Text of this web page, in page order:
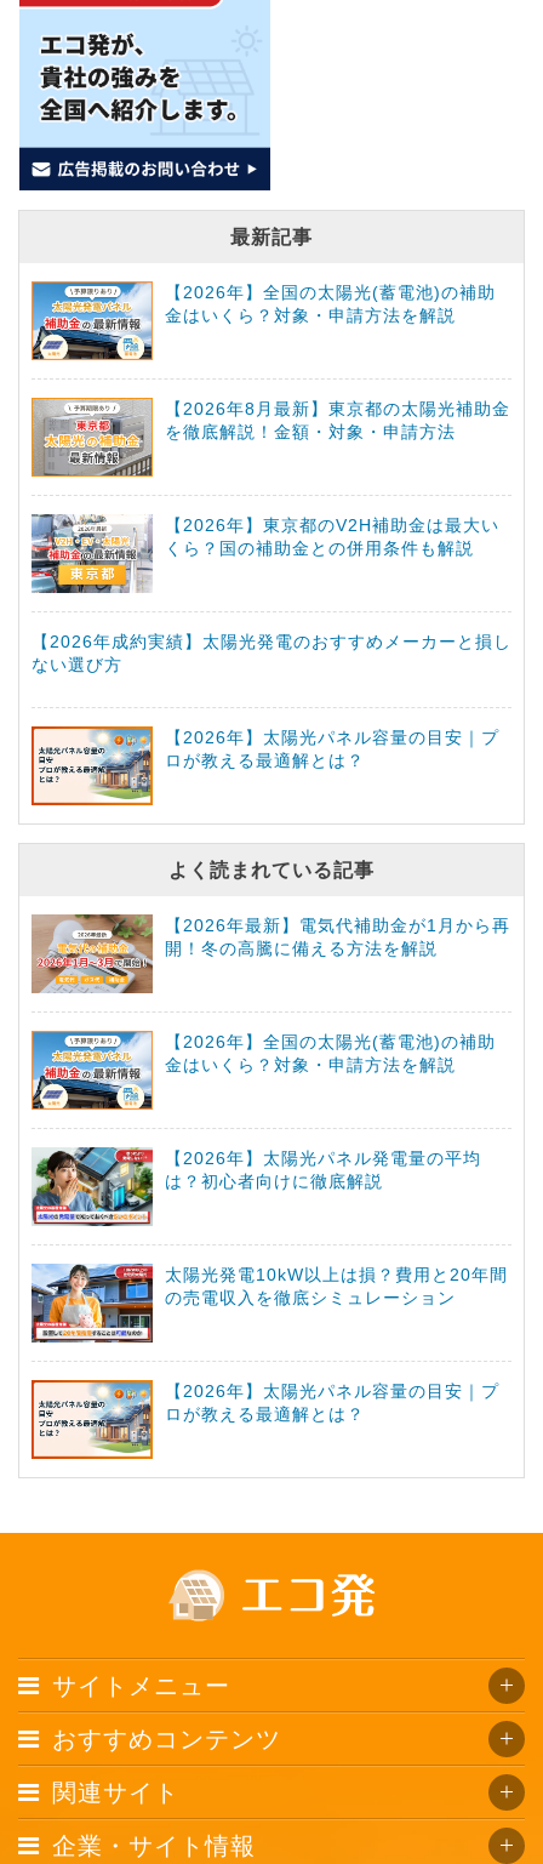
最新記事
【2026年】全国の太陽光(蓄電池)の補助
金はいくら？対象・申請方法を解説
【2026年8月最新】東京都の太陽光補助金
を徹底解説！金額・対象・申請方法
【2026年】東京都のV2H補助金は最大い
くら？国の補助金との併用条件も解説
【2026年成約実績】太陽光発電のおすすめメーカーと損し
ない選び方
【2026年】太陽光パネル容量の目安｜プ
ロが教える最適解とは？
よく読まれている記事
【2026年最新】電気代補助金が1月から再
開！冬の高騰に備える方法を解説
【2026年】全国の太陽光(蓄電池)の補助
金はいくら？対象・申請方法を解説
【2026年】太陽光パネル発電量の平均
は？初心者向けに徹底解説
太陽光発電10kW以上は損？費用と20年間
の売電収入を徹底シミュレーション
【2026年】太陽光パネル容量の目安｜プ
ロが教える最適解とは？
サイトメニュー
おすすめコンテンツ
関連サイト
企業・サイト情報